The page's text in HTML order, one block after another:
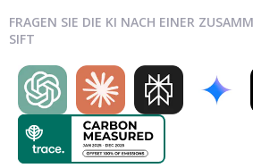
FRAGEN SIE DIE KI NACH EINER
SIFT